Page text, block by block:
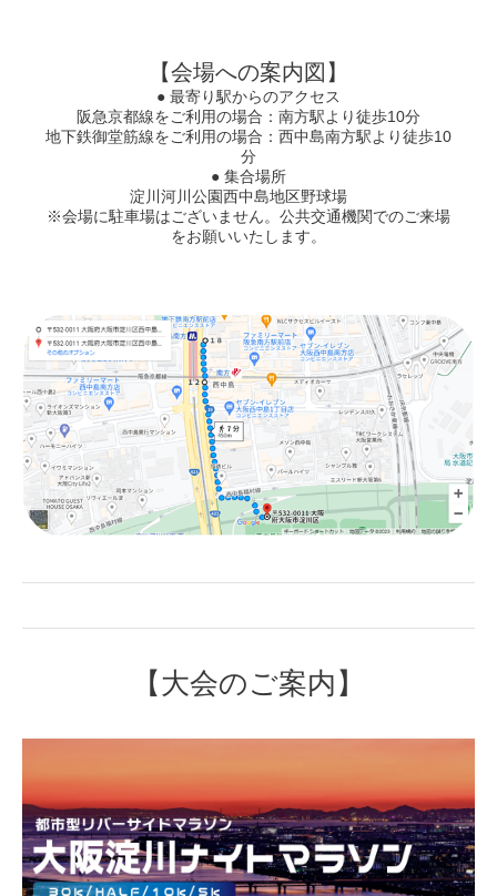
【会場への案内図】
● 最寄り駅からのアクセス
阪急京都線をご利用の場合：南方駅より徒歩10分
地下鉄御堂筋線をご利用の場合：西中島南方駅より徒歩10
分
● 集合場所
淀川河川公園西中島地区野球場
※会場に駐車場はございません。公共交通機関でのご来場
をお願いいたします。
【大会のご案内】